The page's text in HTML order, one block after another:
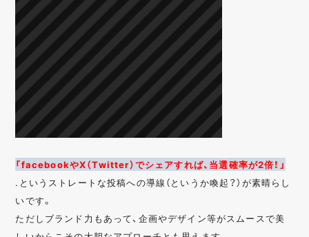
「facebookやX（Twitter）でシェアすれば、当選確率が2倍！」
.というストレートな投稿への導線（というか喚起？）が素晴らし
いです。
ただしブランド力もあって、企画やデザイン等がスムースで美